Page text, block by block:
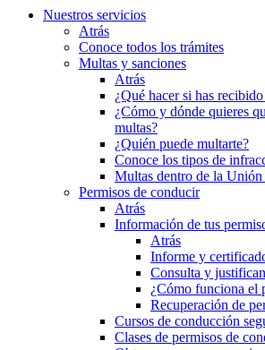
Nuestros servicios
Atrás
Conoce todos los trámites
Multas y sanciones
Atrás
¿Qué hacer si has
¿Cómo y dónde quieres
multas?
¿Quién puede multarte?
Conoce los tipos de
Multas dentro de la Unión
Permisos de conducir
Atrás
Información de tus
Atrás
Informe y
Consulta y
¿Cómo funciona el
Recuperación de
Cursos de conducción
Clases de permisos de